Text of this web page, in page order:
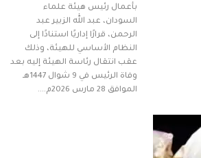
بأعمال رئيس هيئة علماء
السودان، عبد الله الزبير عبد
الرحمن، قرارًا إداريًا استنادًا إلى
النظام الأساسي للهيئة، وذلك
عقب انتقال رئاسة الهيئة إليه بعد
وفاة الرئيس في 9 شوال 1447هـ
الموافق 28 مارس 2026م.…